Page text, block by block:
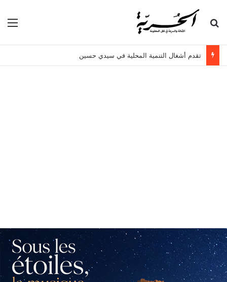
بحث عن
تقدم أشغال التنمية المحلية في سيدي حسين